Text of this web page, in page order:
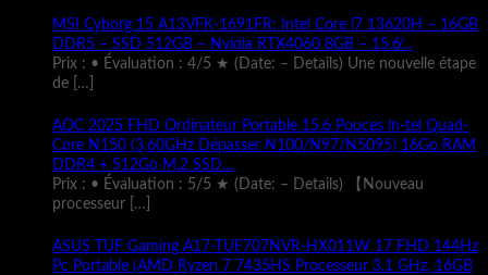
MSI Cyborg 15 A13VFK-1691FR: Intel Core i7 13620H – 16GB
DDR5 – SSD 512GB – Nvidia RTX4060 8GB – 15.6̸…
Prix : • Évaluation : 4/5 ★ (Date: – Details) Une nouvelle étape
de
[…]
AOC 2025 FHD Ordinateur Portable 15.6 Pouces ln-tel Quad-
Core N150 (3,60GHz Dépasser N100/N97/N5095) 16Go RAM
DDR4 + 512Go M.2 SSD…
Prix : • Évaluation : 5/5 ★ (Date: – Details) 【Nouveau
processeur
[…]
ASUS TUF Gaming A17-TUF707NVR-HX011W 17 FHD 144Hz
Pc Portable (AMD Ryzen 7 7435HS Processeur 3.1 GHz, 16GB